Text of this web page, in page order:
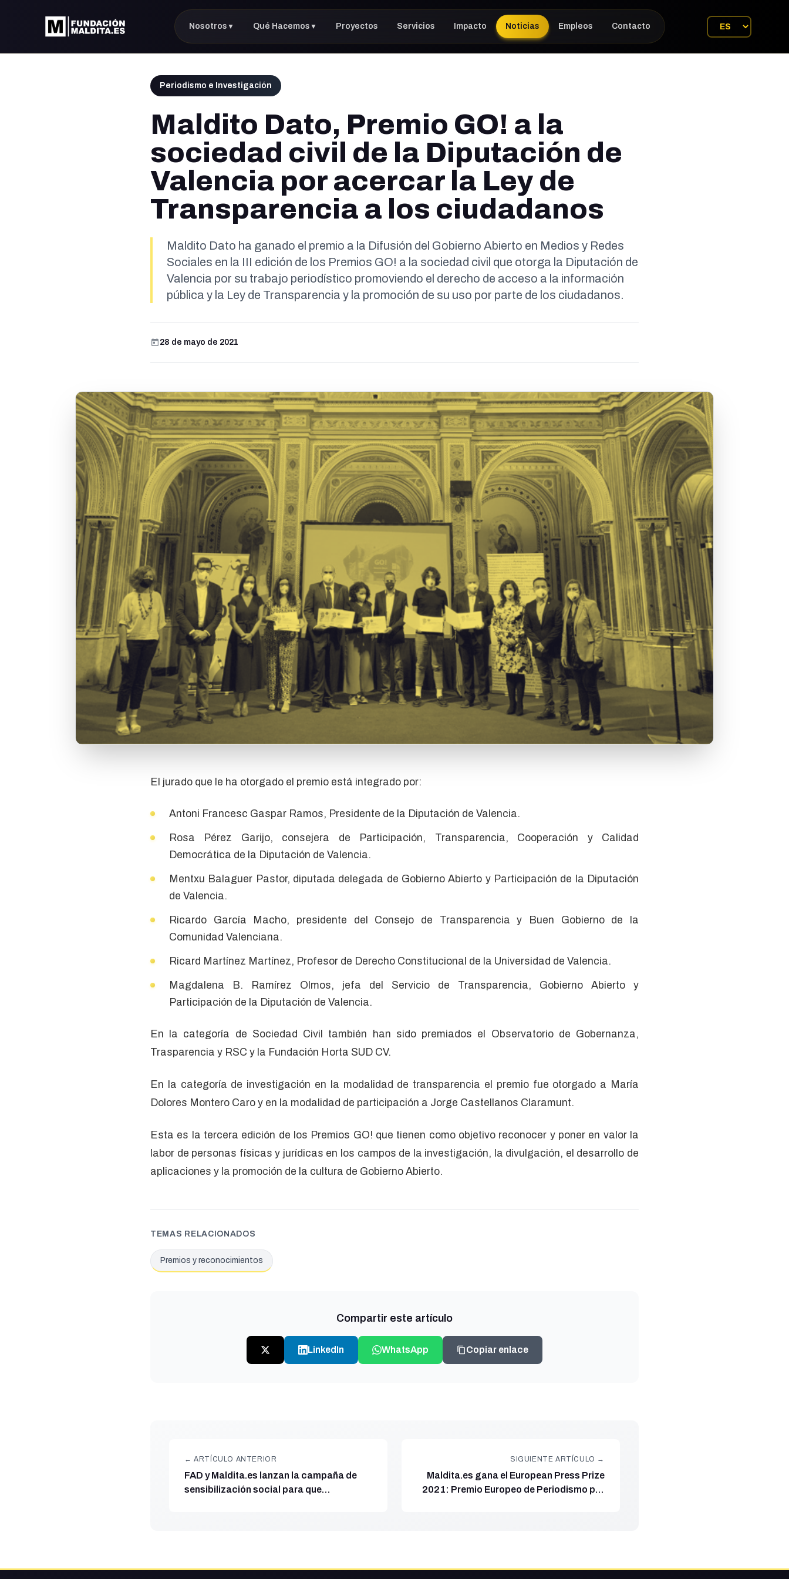
Nosotros ▼ Qué Hacemos ▼ Proyectos Servicios Impacto Noticias Empleos Contacto
Periodismo e Investigación
Maldito Dato, Premio GO! a la
sociedad civil de la Diputación de
Valencia por acercar la Ley de
Transparencia a los ciudadanos
Maldito Dato ha ganado el premio a la Difusión del Gobierno Abierto en Medios y Redes
Sociales en la III edición de los Premios GO! a la sociedad civil que otorga la Diputación de
Valencia por su trabajo periodístico promoviendo el derecho de acceso a la información
pública y la Ley de Transparencia y la promoción de su uso por parte de los ciudadanos.
28 de mayo de 2021
El jurado que le ha otorgado el premio está integrado por:
Antoni Francesc Gaspar Ramos, Presidente de la Diputación de Valencia.
Rosa Pérez Garijo, consejera de Participación, Transparencia, Cooperación y Calidad
Democrática de la Diputación de Valencia.
Mentxu Balaguer Pastor, diputada delegada de Gobierno Abierto y Participación de la Diputación
de Valencia.
Ricardo García Macho, presidente del Consejo de Transparencia y Buen Gobierno de la
Comunidad Valenciana.
Ricard Martínez Martínez, Profesor de Derecho Constitucional de la Universidad de Valencia.
Magdalena B. Ramírez Olmos, jefa del Servicio de Transparencia, Gobierno Abierto y
Participación de la Diputación de Valencia.
En la categoría de Sociedad Civil también han sido premiados el Observatorio de Gobernanza,
Trasparencia y RSC y la Fundación Horta SUD CV.
En la categoría de investigación en la modalidad de transparencia el premio fue otorgado a María
Dolores Montero Caro y en la modalidad de participación a Jorge Castellanos Claramunt.
Esta es la tercera edición de los Premios GO! que tienen como objetivo reconocer y poner en valor la
labor de personas físicas y jurídicas en los campos de la investigación, la divulgación, el desarrollo de
aplicaciones y la promoción de la cultura de Gobierno Abierto.
TEMAS RELACIONADOS
Premios y reconocimientos
Compartir este artículo
LinkedIn WhatsApp Copiar enlace
← ARTÍCULO ANTERIOR
FAD y Maldita.es lanzan la campaña de
sensibilización social para que
SIGUIENTE ARTÍCULO →
Maldita.es gana el European Press Prize
2021: Premio Europeo de Periodismo por